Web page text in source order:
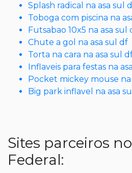
Splash radical na asa sul
Toboga com piscina na
Futsabao 10x5 na asa sul
Chute a gol na asa sul df
Torta na cara na asa sul
Inflaveis para festas na
Pocket mickey mouse na
Big park inflavel na asa
Sites parceiros
Federal: